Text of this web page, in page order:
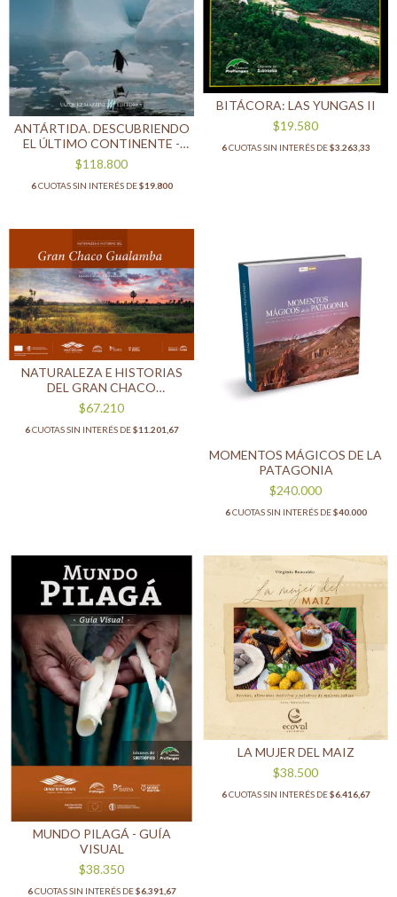
ANTÁRTIDA. DESCUBRIENDO
EL ÚLTIMO CONTINENTE -
2DA EDICIÓN
$118.800
6CUOTAS SIN INTERÉS DE$19.800
BITÁCORA: LAS YUNGAS II
$19.580
6CUOTAS SIN INTERÉS DE$3.263,33
NATURALEZA E HISTORIAS
DEL GRAN CHACO
GUALAMBA
$67.210
6CUOTAS SIN INTERÉS DE$11.201,67
MOMENTOS MÁGICOS DE LA
PATAGONIA
$240.000
6CUOTAS SIN INTERÉS DE$40.000
MUNDO PILAGÁ - GUÍA
VISUAL
$38.350
6CUOTAS SIN INTERÉS DE$6.391,67
LA MUJER DEL MAIZ
$38.500
6CUOTAS SIN INTERÉS DE$6.416,67